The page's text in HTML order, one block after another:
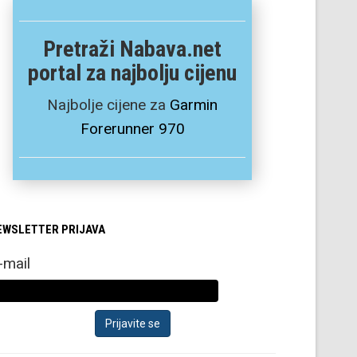
Pretraži Nabava.net
portal za najbolju cijenu
Najbolje cijene za Garmin
Forerunner 970
PRIJAVA